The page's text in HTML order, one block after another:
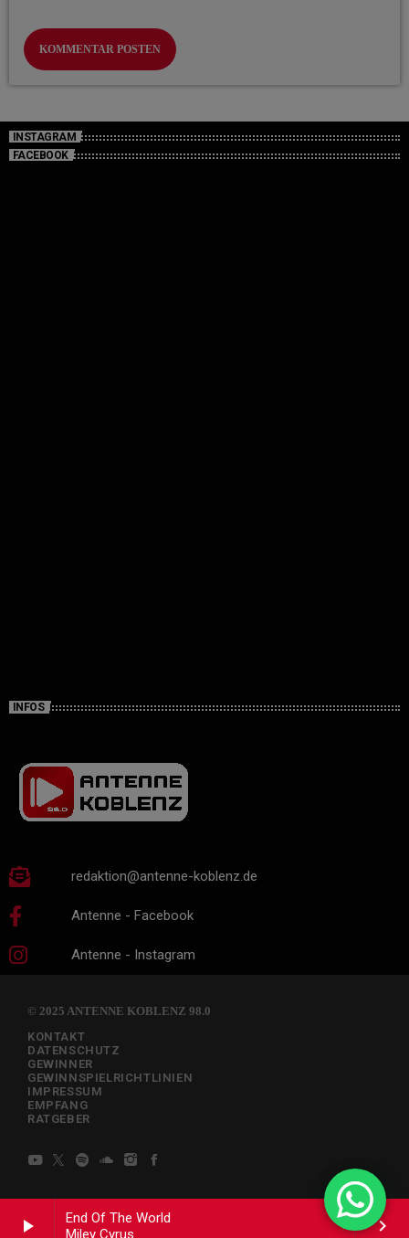
play_arrow
End Of The World
Miley Cyrus
keyboard_arrow_right
INSTAGRAM
FACEBOOK
INFOS
redaktion@antenne-koblenz.de
Antenne - Facebook
Antenne - Instagram
© 2025 ANTENNE KOBLENZ 98.0
KONTAKT
DATENSCHUTZ
GEWINNER
GEWINNSPIELRICHTLINIEN
IMPRESSUM
EMPFANG
RATGEBER